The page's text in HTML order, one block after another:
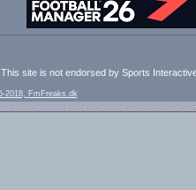
This site is not endorsed by Sports
2018, FmFreaks.dk